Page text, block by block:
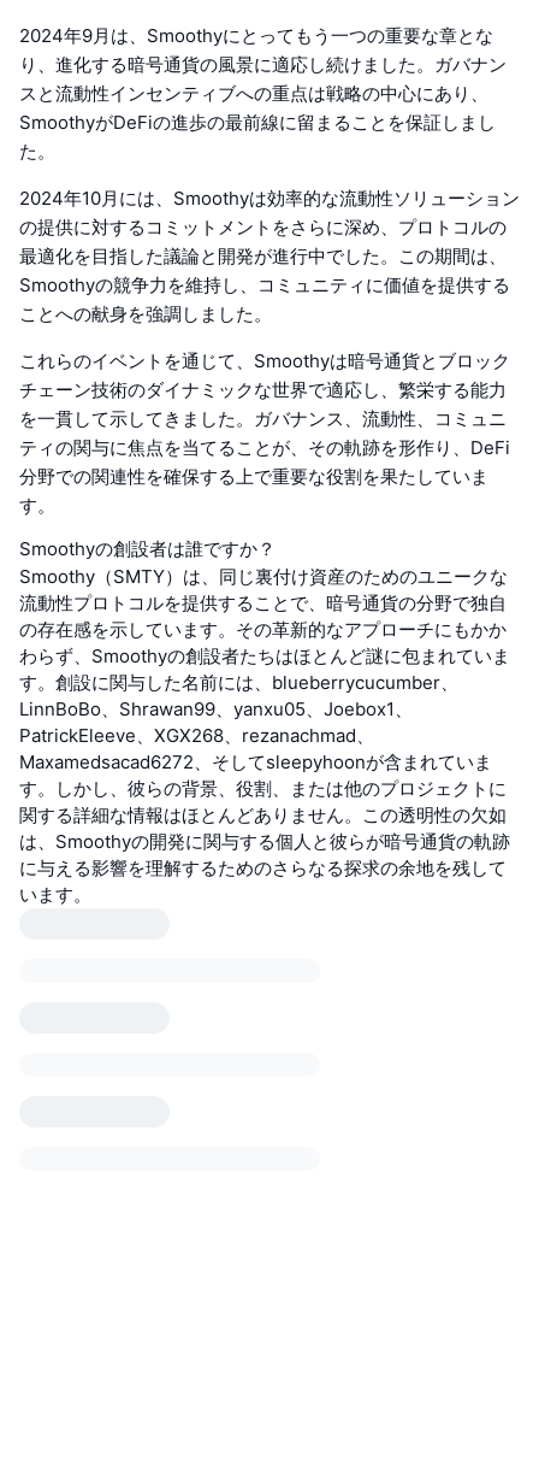
2024年9月は、Smoothyにとってもう一つの重要な章とな
り、進化する暗号通貨の風景に適応し続けました。ガバナン
スと流動性インセンティブへの重点は戦略の中心にあり、
SmoothyがDeFiの進歩の最前線に留まることを保証しまし
た。
2024年10月には、Smoothyは効率的な流動性ソリューション
の提供に対するコミットメントをさらに深め、プロトコルの
最適化を目指した議論と開発が進行中でした。この期間は、
Smoothyの競争力を維持し、コミュニティに価値を提供する
ことへの献身を強調しました。
これらのイベントを通じて、Smoothyは暗号通貨とブロック
チェーン技術のダイナミックな世界で適応し、繁栄する能力
を一貫して示してきました。ガバナンス、流動性、コミュニ
ティの関与に焦点を当てることが、その軌跡を形作り、DeFi
分野での関連性を確保する上で重要な役割を果たしていま
す。
Smoothyの創設者は誰ですか？
Smoothy（SMTY）は、同じ裏付け資産のためのユニークな
流動性プロトコルを提供することで、暗号通貨の分野で独自
の存在感を示しています。その革新的なアプローチにもかか
わらず、Smoothyの創設者たちはほとんど謎に包まれていま
す。創設に関与した名前には、blueberrycucumber、
LinnBoBo、Shrawan99、yanxu05、Joebox1、
PatrickEleeve、XGX268、rezanachmad、
Maxamedsacad6272、そしてsleepyhoonが含まれていま
す。しかし、彼らの背景、役割、または他のプロジェクトに
関する詳細な情報はほとんどありません。この透明性の欠如
は、Smoothyの開発に関与する個人と彼らが暗号通貨の軌跡
に与える影響を理解するためのさらなる探求の余地を残して
います。